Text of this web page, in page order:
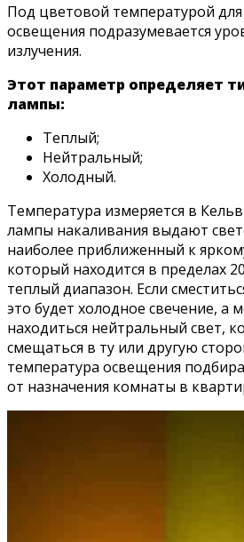
Под цветовой температурой
освещения подразумевается
излучения.
Этот параметр определяет
лампы:
Теплый;
Нейтральный;
Холодный.
Температура измеряется в
лампы накаливания выдают
наиболее приближенный к
который находится в пределах
теплый диапазон. Если
это будет холодное свечение, а
находиться нейтральный свет,
смещаться в ту или другую
температура освещения
от назначения комнаты в